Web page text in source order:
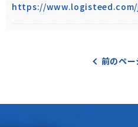
https://
前のペ